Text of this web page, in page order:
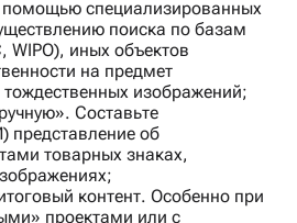
помощью специализированных
поиска по базам
иных объектов
на предмет
изображений;
Составьте
представление об
товарных знаках,
контент. Особенно при
проектами или с